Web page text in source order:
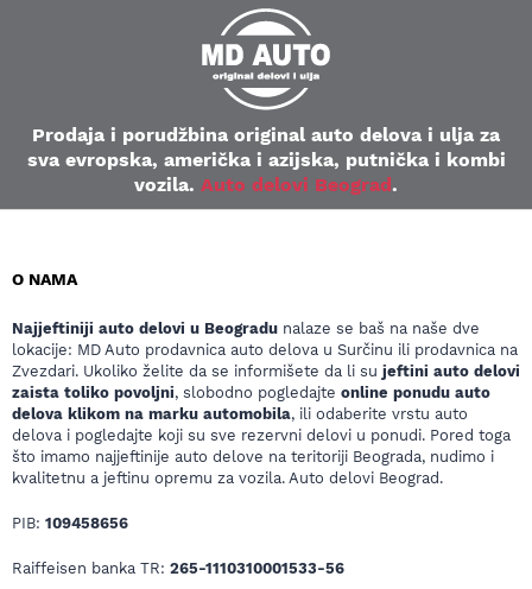
Prodaja i porudžbina original auto delova i ulja za
sva evropska, američka i azijska, putnička i kombi
vozila. Auto delovi Beograd.
O NAMA
Najjeftiniji auto delovi u Beogradu nalaze se baš na naše dve
lokacije: MD Auto prodavnica auto delova u Surčinu ili prodavnica na
Zvezdari. Ukoliko želite da se informišete da li su jeftini auto delovi
zaista toliko povoljni, slobodno pogledajte online ponudu auto
delova klikom na marku automobila, ili odaberite vrstu auto
delova i pogledajte koji su sve rezervni delovi u ponudi. Pored toga
što imamo najjeftinije auto delove na teritoriji Beograda, nudimo i
kvalitetnu a jeftinu opremu za vozila. Auto delovi Beograd.
PIB: 109458656
Raiffeisen banka TR: 265-1110310001533-56